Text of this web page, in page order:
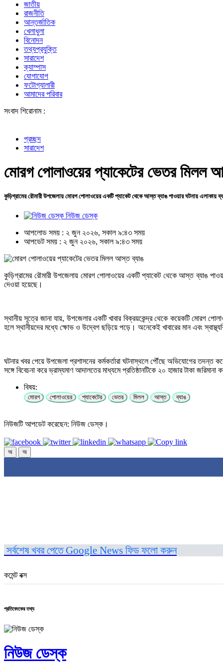
জাতীয়
রাজনীতি
আন্তর্জাতিক
খেলাধুলা
বিনোদন
তথ্যপ্রযুক্তি
সারাদেশ
ক্যাম্পাস
যোগাযোগ
ফটোগ্যালারী
আমাদের পরিবার
সংবাদ শিরোনাম :
শেখ
প্রচ্ছদ
সারাদেশ
মোরগ পোলাওয়ের প্যাকেটের ভেতর মিলল
কুড়িগ্রামের রৌমারী উপজেলায় মোরগ পোলাওয়ের একটি প্যাকেট থেকে আস্ত ব্যাঙ পাওয়ার ঘটনায় এলাকায়
নিউজ ডেস্ক
আপলোড সময় : ২ জুন ২০২৬, সকাল ৯:৪৩ সময়
আপডেট সময় : ২ জুন ২০২৬, সকাল ৯:৪৩ সময়
কুড়িগ্রামের রৌমারী উপজেলায় মোরগ পোলাওয়ের একটি প্যাকেট থেকে আস্ত ব্যাঙ
দেওয়া হয়েছে।
স্থানীয় সূত্রে জানা যায়, উপজেলার একটি খাবার বিক্রয়কেন্দ্র থেকে কয়েকটি মোরগ
হলে স্থানীয়দের মধ্যে ক্ষোভ ও উদ্বেগ ছড়িয়ে পড়ে। অনেকেই খাবারের মান এবং
ঘটনার খবর পেয়ে উপজেলা প্রশাসনের কর্মকর্তারা ঘটনাস্থলে পৌঁছে অভিযোগের তদন্ত
সঙ্গে বিবেচনা করে ভ্রাম্যমাণ আদালতের মাধ্যমে প্রতিষ্ঠানটিকে ২০ হাজার টাকা
বিষয়:
মোরগ পোলাওয়ের প্যাকেটের ভেতর মিলল আস্ত ব্যাঙ
নিউজটি আপডেট করেছেন: নিউজ ডেস্ক।
অ অ
সর্বশেষ খবর পেতে Google News ফিড ফলো করুন
কমেন্ট বক্স
প্রতিবেদকের তথ্য
নিউজ ডেস্ক